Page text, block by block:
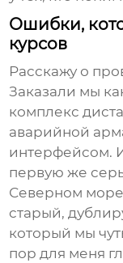
Ошибки,
курсов
Расскажу о
Заказали мы
комплекс
аварийной
интерфейсом.
первую же
Северном
старый,
который мы
пор для меня